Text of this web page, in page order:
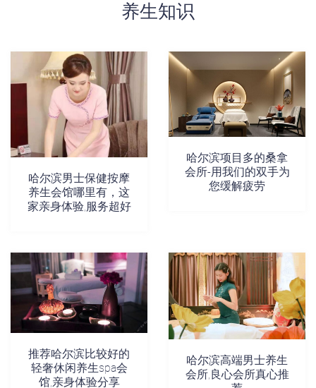
养生知识
哈尔滨男士保健按摩
养生会馆哪里有，这
家亲身体验,服务超好
哈尔滨项目多的桑拿
会所-用我们的双手为
您缓解疲劳
推荐哈尔滨比较好的
轻奢休闲养生spa会
馆,亲身体验分享
哈尔滨高端男士养生
会所,良心会所真心推